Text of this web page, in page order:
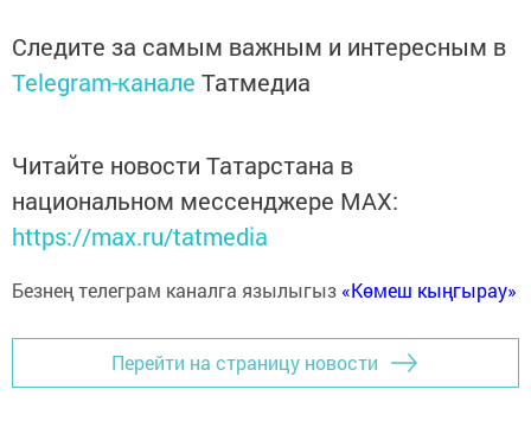
Следите за самым важным и интересным в
Telegram-канале Татмедиа
Читайте новости Татарстана в
национальном мессенджере MАХ:
https://max.ru/tatmedia
Безнең телеграм каналга язылыгыз «Көмеш кыңгырау»
Перейти на страницу новости